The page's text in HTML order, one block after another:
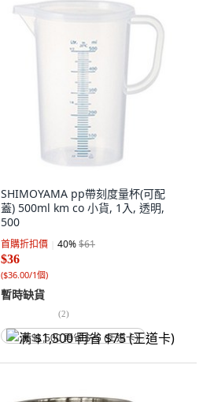
SHIMOYAMA pp帶刻度量杯(可配
蓋) 500ml km co 小貨, 1入, 透明,
500
首購折扣價 40%$61
$36
($36.00/1個)
暫時缺貨
(2)
满 $1,500 再省 $75 (王道卡)